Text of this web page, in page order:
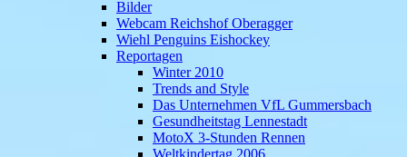
Bilder
Webcam Reichshof Oberagger
Wiehl Penguins Eishockey
Reportagen
Winter 2010
Trends and Style
Das Unternehmen VfL Gummersbach
Gesundheitstag Lennestadt
MotoX 3-Stunden Rennen